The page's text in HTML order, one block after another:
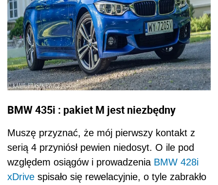
BMW 435i : pakiet M jest niezbędny
Muszę przyznać, że mój pierwszy kontakt z
serią 4 przyniósł pewien niedosyt. O ile pod
względem osiągów i prowadzenia BMW 428i
xDrive spisało się rewelacyjnie, o tyle zabrakło